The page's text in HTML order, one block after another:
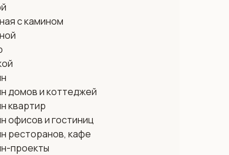
с камином
домов и коттеджей
квартир
офисов и гостиниц
ресторанов, кафе
проекты